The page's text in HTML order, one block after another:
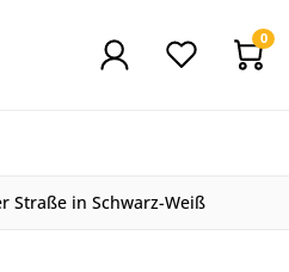
0
Straße in Schwarz-Weiß